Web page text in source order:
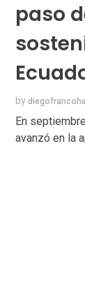
paso
by
En
avanzó en la